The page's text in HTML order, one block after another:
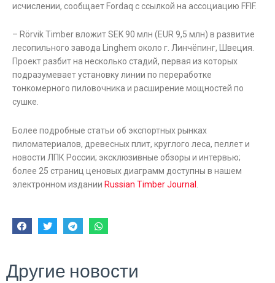
исчислении, сообщает Fordaq с ссылкой на ассоциацию FFIF.
– Rörvik Timber вложит SEK 90 млн (EUR 9,5 млн) в развитие
лесопильного завода Linghem около г. Линчёпинг, Швеция.
Проект разбит на несколько стадий, первая из которых
подразумевает установку линии по переработке
тонкомерного пиловочника и расширение мощностей по
сушке.
Более подробные статьи об экспортных рынках
пиломатериалов, древесных плит, круглого леса, пеллет и
новости ЛПК России; эксклюзивные обзоры и интервью;
более 25 страниц ценовых диаграмм доступны в нашем
электронном издании Russian Timber Journal
Другие новости